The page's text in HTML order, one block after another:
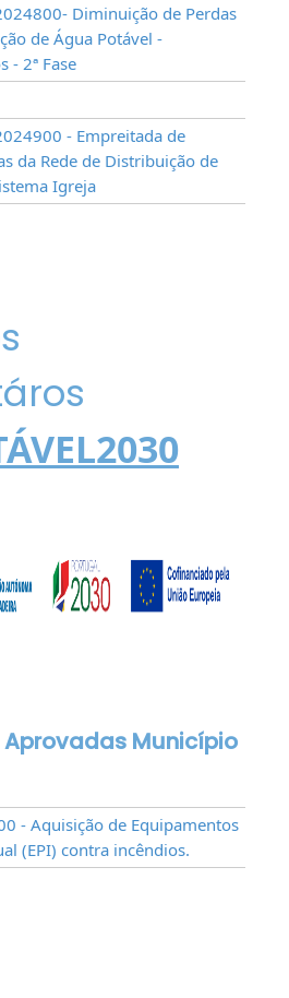
Diminuição de Perdas
de Água Potável -
- 2ª Fase
- Empreitada de
da Rede de Distribuição de
Igreja
Município
- Aquisição de Equipamentos
(EPI) contra incêndios.